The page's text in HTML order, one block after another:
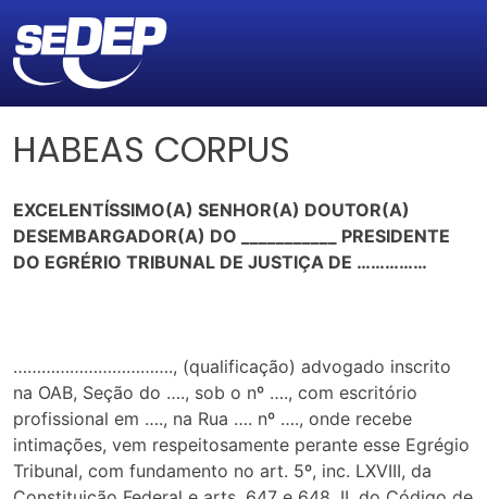
HABEAS CORPUS
EXCELENTÍSSIMO(A) SENHOR(A) DOUTOR(A)
DESEMBARGADOR(A) DO ___________ PRESIDENTE
DO EGRÉRIO TRIBUNAL DE JUSTIÇA DE ……………
……………………………., (qualificação) advogado inscrito
na OAB, Seção do …., sob o nº …., com escritório
profissional em …., na Rua …. nº …., onde recebe
intimações, vem respeitosamente perante esse Egrégio
Tribunal, com fundamento no art. 5º, inc. LXVIII, da